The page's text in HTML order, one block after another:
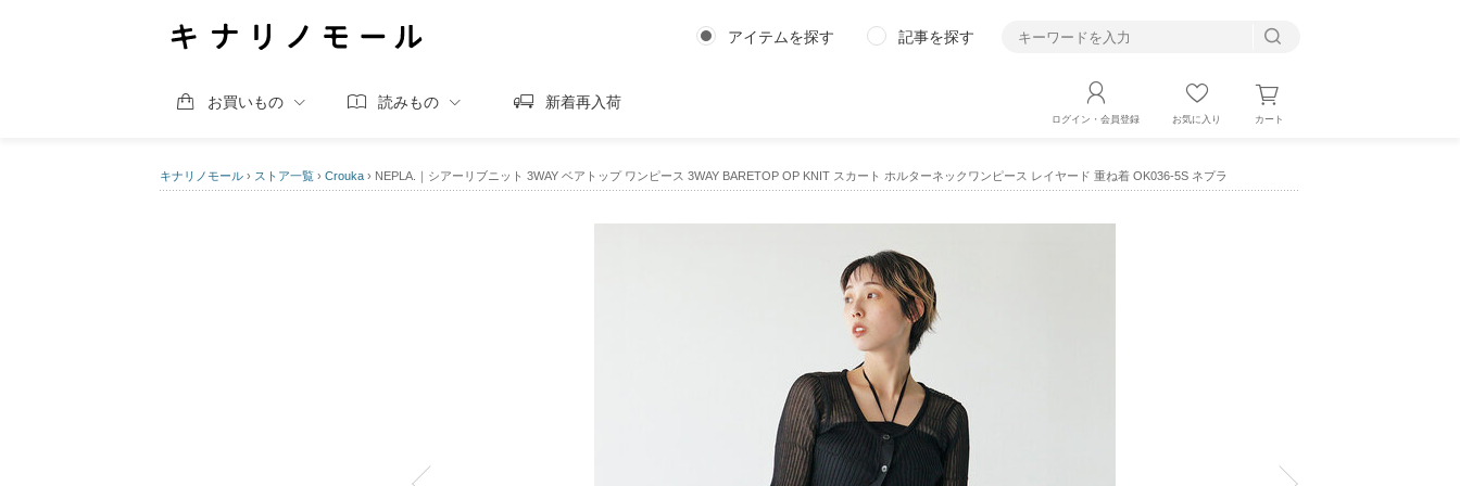
アイテムを探す 記事を探す
お買いもの 読みもの 新着再入荷
ログイン・会員登録 お気に入り カート
キナリノモール › ストア一覧 › Crouka › NEPLA.｜シアーリブニット 3WAY ベアトップ ワンピース 3WAY BARETOP OP KNIT スカート ホルターネックワンピース レイヤード 重ね着 OK036-5S ネプラ